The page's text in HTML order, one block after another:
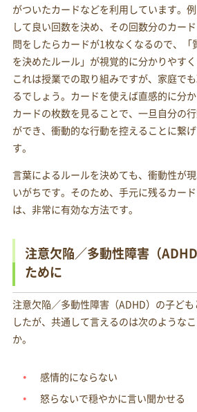
がついたカードなどを利用しています。
して良い回数を決め、その回数分のカー
問をしたらカードが1枚なくなるので、「
を決めたルール」が視覚的に分かりやすく
これは授業での取り組みですが、家庭で
るでしょう。カードを使えば直感的に分
カードの枚数を見ることで、一旦自分の
ができ、衝動的な行動を控えることに繋
す。
言葉によるルールを決めても、衝動性が
いがちです。そのため、手元に残るカー
は、非常に有効な方法です。
注意欠陥／多動性障害（
ために
注意欠陥／多動性障害（ADHD）の子ど
したが、共通して言えるのは次のような
か。
感情的にならない
怒らないで穏やかに言い聞かせる